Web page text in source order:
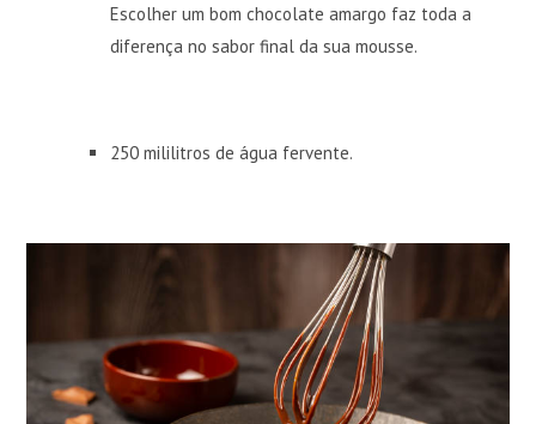
Escolher um bom chocolate amargo faz toda a
diferença no sabor final da sua mousse.
250 mililitros de água fervente.